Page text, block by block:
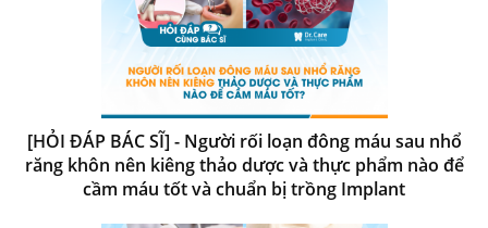
[HỎI ĐÁP BÁC SĨ] - Người rối loạn đông máu sau nhổ
răng khôn nên kiêng thảo dược và thực phẩm nào để
cầm máu tốt và chuẩn bị trồng Implant